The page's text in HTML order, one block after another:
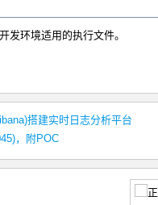
发环境适用的执行文件。
搭建实时日志分析平台
，附POC